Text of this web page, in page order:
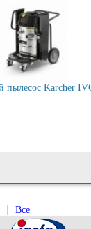
Karcher
Все